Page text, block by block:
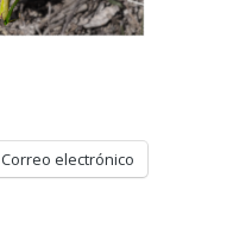
Correo electrónico